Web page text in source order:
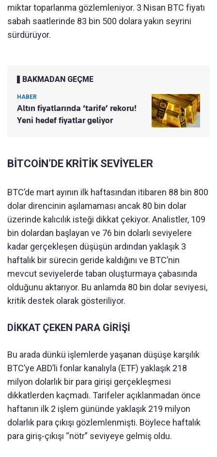
miktar toparlanma gözlemleniyor. 3 Nisan BTC fiyatı
sabah saatlerinde 83 bin 500 dolara yakın seyrini
sürdürüyor.
BAKMADAN GEÇME
HABER
Altın fiyatlarında ‘tarife’ rekoru!
Yeni hedef fiyatlar geliyor
BİTCOİN’DE KRİTİK SEVİYELER
BTC’de mart ayının ilk haftasından itibaren 88 bin 800
dolar direncinin aşılamaması ancak 80 bin dolar
üzerinde kalıcılık isteği dikkat çekiyor. Analistler, 109
bin dolardan başlayan ve 76 bin dolarlı seviyelere
kadar gerçekleşen düşüşün ardından yaklaşık 3
haftalık bir sürecin geride kaldığını ve BTC’nin
mevcut seviyelerde taban oluşturmaya çabasında
olduğunu aktarıyor. Bu anlamda 80 bin dolar seviyesi,
kritik destek olarak gösteriliyor.
DİKKAT ÇEKEN PARA GİRİŞİ
Bu arada dünkü işlemlerde yaşanan düşüşe karşılık
BTC’ye ABD’li fonlar kanalıyla (ETF) yaklaşık 218
milyon dolarlık bir para girişi gerçekleşmesi
dikkatlerden kaçmadı. Tarifeler açıklanmadan önce
haftanın ilk 2 işlem gününde yaklaşık 219 milyon
dolarlık para çıkışı gözlemlenmişti. Böylece haftalık
para giriş-çıkışı “nötr” seviyeye gelmiş oldu.